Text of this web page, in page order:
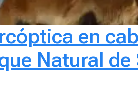
en
Natural de